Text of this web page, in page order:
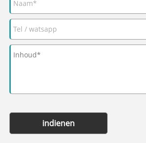
indienen